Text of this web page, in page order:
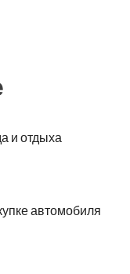
и отдыха
автомобиля